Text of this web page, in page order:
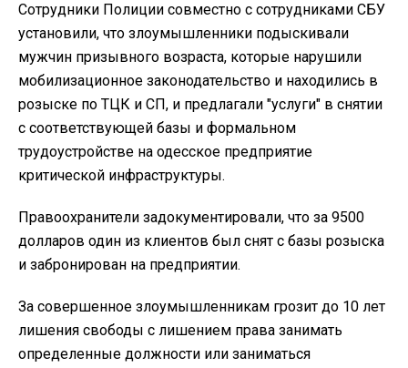
Сотрудники Полиции совместно с сотрудниками СБУ
установили, что злоумышленники подыскивали
мужчин призывного возраста, которые нарушили
мобилизационное законодательство и находились в
розыске по ТЦК и СП, и предлагали "услуги" в снятии
с соответствующей базы и формальном
трудоустройстве на одесское предприятие
критической инфраструктуры.
Правоохранители задокументировали, что за 9500
долларов один из клиентов был снят с базы розыска
и забронирован на предприятии.
За совершенное злоумышленникам грозит до 10 лет
лишения свободы с лишением права занимать
определенные должности или заниматься